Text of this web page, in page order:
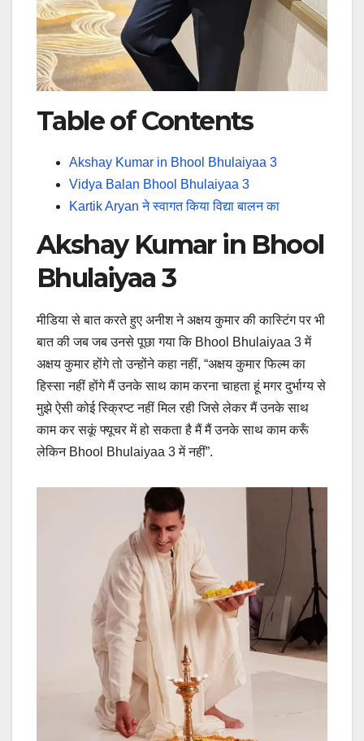
Table of Contents
Akshay Kumar in Bhool Bhulaiyaa 3
Vidya Balan Bhool Bhulaiyaa 3
Kartik Aryan ने स्वागत किया विद्या बालन का
Akshay Kumar in Bhool
Bhulaiyaa 3
मीडिया से बात करते हुए अनीश ने अक्षय कुमार की कास्टिंग पर भी
बात की जब जब उनसे पूछा गया कि Bhool Bhulaiyaa 3 में
अक्षय कुमार होंगे तो उन्होंने कहा नहीं, “अक्षय कुमार फिल्म का
हिस्सा नहीं होंगे मैं उनके साथ काम करना चाहता हूं मगर दुर्भाग्य से
मुझे ऐसी कोई स्क्रिप्ट नहीं मिल रही जिसे लेकर मैं उनके साथ
काम कर सकूं फ्यूचर में हो सकता है मैं मैं उनके साथ काम करूँ
लेकिन Bhool Bhulaiyaa 3 में नहीं”.